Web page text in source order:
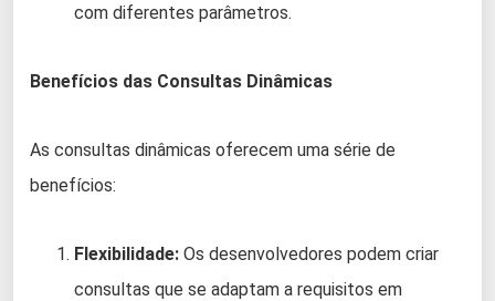
com diferentes parâmetros.
Benefícios das Consultas Dinâmicas
As consultas dinâmicas oferecem uma série de
benefícios:
Flexibilidade: Os desenvolvedores podem criar
consultas que se adaptam a requisitos em